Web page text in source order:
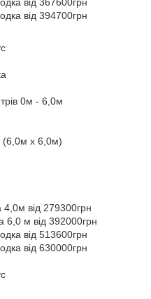
від 394700грн
0м - 6,0м
(6,0м х 6,0м)
від 279300грн
6,0 м від 392000грн
від 513600грн
від 630000грн